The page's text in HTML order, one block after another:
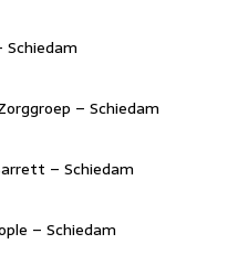
Schiedam
– Schiedam
– Schiedam
– Schiedam